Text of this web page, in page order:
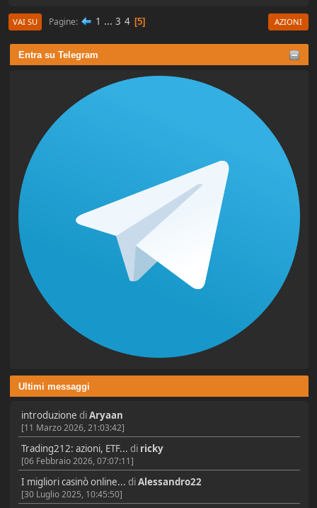
Entra su Telegram
Ultimi messaggi
introduzione diAryaan
[11 Marzo 2026, 21:03:42]
Trading212: azioni, ETF... di ricky
[06 Febbraio 2026, 07:07:11]
I migliori casinò online... diAlessandro22
[30 Luglio 2025, 10:45:50]
VAI SU Pagine 1 ... 3 4 5 AZIONI